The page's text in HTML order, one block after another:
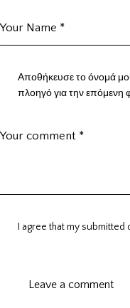
Αποθήκευσε το όνομά
πλοηγό για την
I agree that my